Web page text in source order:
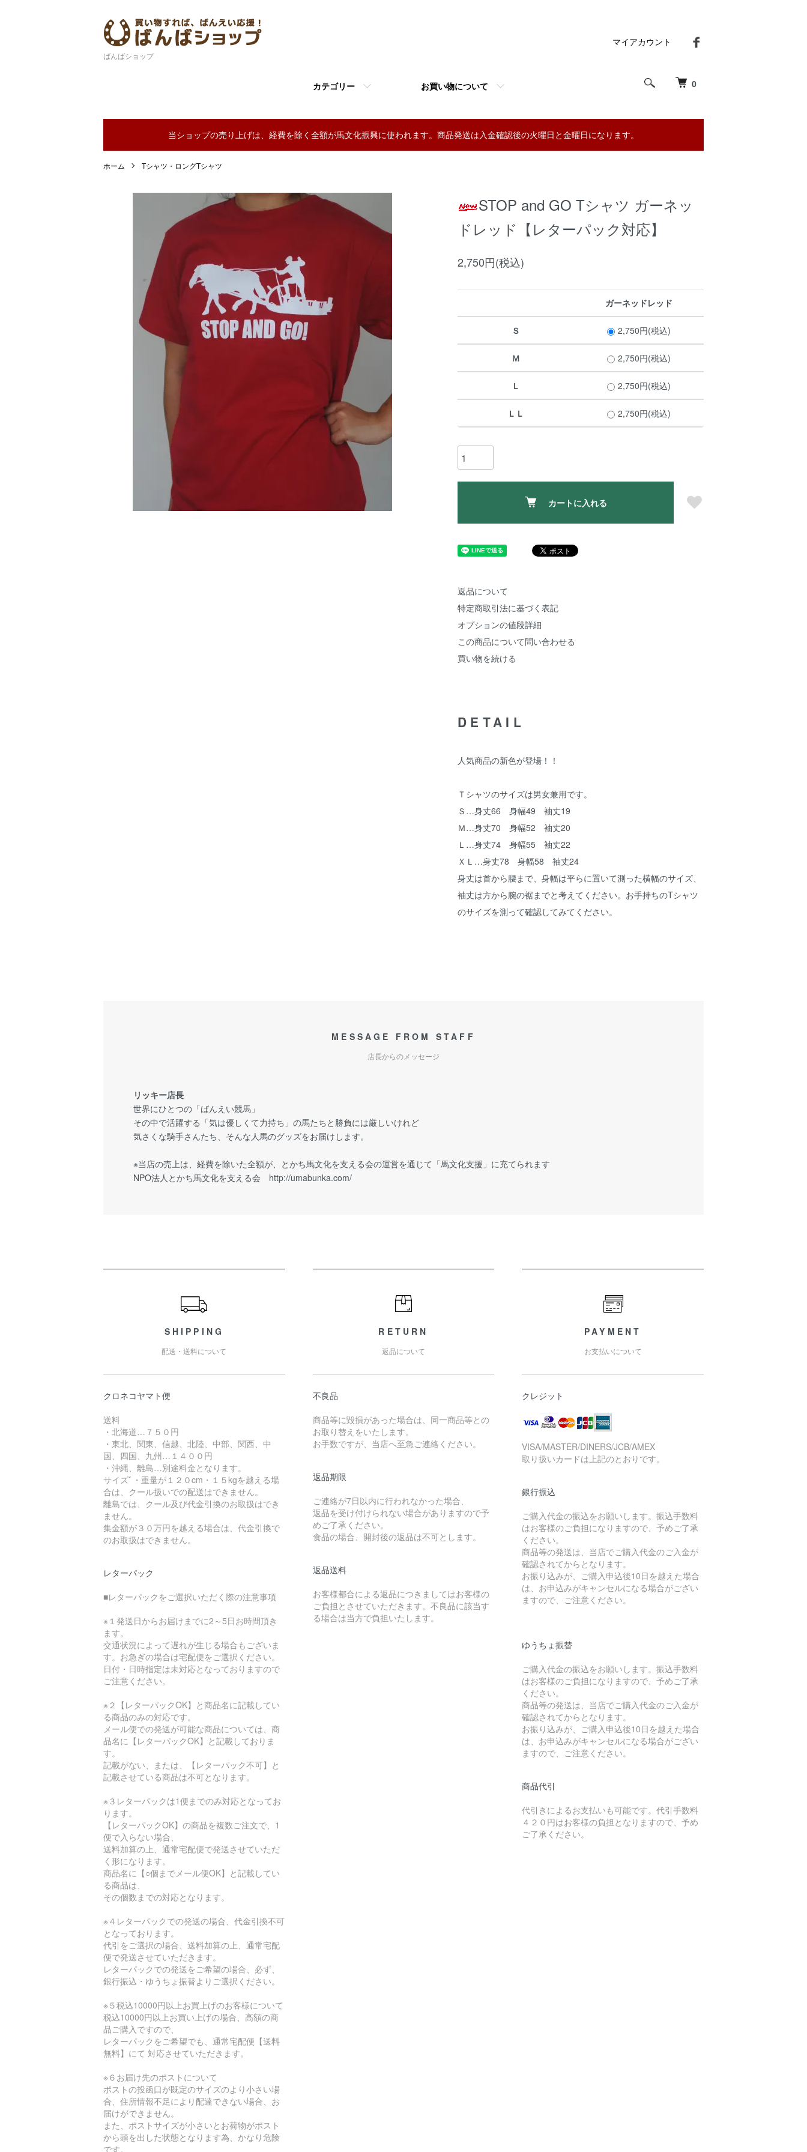
ばんばショップ
0
カテゴリー お買い物について
マイアカウント
当ショップの売り上げは、経費を除く全額が馬文化振興に使われます。商品発送は入金確認後の火曜日と金曜日になります。
ホーム Tシャツ・ロングTシャツ
STOP and GO Tシャツ ガーネッ
ドレッド【レターパック対応】
2,750円(税込)
ガーネッドレッド
Ｓ 2,750円(税込)
Ｍ 2,750円(税込)
Ｌ 2,750円(税込)
ＬＬ 2,750円(税込)
カートに入れる
返品について
特定商取引法に基づく表記
オプションの値段詳細
この商品について問い合わせる
買い物を続ける
DETAIL
人気商品の新色が登場！！
Ｔシャツのサイズは男女兼用です。
Ｓ…身丈66 身幅49 袖丈19
Ｍ…身丈70 身幅52 袖丈20
Ｌ…身丈74 身幅55 袖丈22
ＸＬ…身丈78 身幅58 袖丈24
身丈は首から腰まで、身幅は平らに置いて測った横幅のサイズ、
袖丈は方から腕の裾までと考えてください。お手持ちのTシャツ
のサイズを測って確認してみてください。
MESSAGE FROM STAFF
店長からのメッセージ
リッキー店長
世界にひとつの「ばんえい競馬」
その中で活躍する「気は優しくて力持ち」の馬たちと勝負には厳しいけれど
気さくな騎手さんたち、そんな人馬のグッズをお届けします。
※当店の売上は、経費を除いた全額が、とかち馬文化を支える会の運営を通じて「馬文化支援」に充てられます
NPO法人とかち馬文化を支える会 http://umabunka.com/
SHIPPING
配送・送料について
クロネコヤマト便
送料
・北海道…７５０円
・東北、関東、信越、北陸、中部、関西、中
国、四国、九州…１４００円
・沖縄、離島…別途料金となります。
サイズﾞ・重量が１２０cm・１５kgを越える場
合は、クール扱いでの配送はできません。
離島では、クール及び代金引換のお取扱はでき
ません。
集金額が３０万円を越える場合は、代金引換で
のお取扱はできません。
レターパック
■レターパックをご選択いただく際の注意事項
※１発送日からお届けまでに2～5日お時間頂き
ます。
交通状況によって遅れが生じる場合もございま
す。お急ぎの場合は宅配便をご選択ください。
日付・日時指定は未対応となっておりますので
ご注意ください。
※２【レターパックOK】と商品名に記載してい
る商品のみの対応です。
メール便での発送が可能な商品については、商
品名に【レターパックOK】と記載しておりま
す。
記載がない、または、【レターパック不可】と
記載させている商品は不可となります。
※３レターパックは1便までのみ対応となってお
ります。
【レターパックOK】の商品を複数ご注文で、1
便で入らない場合、
送料加算の上、通常宅配便で発送させていただ
く形になります。
商品名に【○個までメール便OK】と記載してい
る商品は、
その個数までの対応となります。
※４レターパックでの発送の場合、代金引換不可
となっております。
代引をご選択の場合、送料加算の上、通常宅配
便で発送させていただきます。
レターパックでの発送をご希望の場合、必ず、
銀行振込・ゆうちょ振替よりご選択ください。
※５税込10000円以上お買上げのお客様について
税込10000円以上お買い上げの場合、高額の商
品ご購入ですので、
レターパックをご希望でも、通常宅配便【送料
無料】にて 対応させていただきます。
※６お届け先のポストについて
ポストの投函口が既定のサイズのより小さい場
合、住所情報不足により配達できない場合、お
届けができません。
また、ポストサイズが小さいとお荷物がポスト
から頭を出した状態となります為、かなり危険
です。
RETURN
返品について
不良品
商品等に毀損があった場合は、同一商品等との
お取り替えをいたします。
お手数ですが、当店へ至急ご連絡ください。
返品期限
ご連絡が7日以内に行われなかった場合、
返品を受け付けられない場合がありますので予
めご了承ください。
食品の場合、開封後の返品は不可とします。
返品送料
お客様都合による返品につきましてはお客様の
ご負担とさせていただきます。不良品に該当す
る場合は当方で負担いたします。
PAYMENT
お支払いについて
クレジット
VISA/MASTER/DINERS/JCB/AMEX
取り扱いカードは上記のとおりです。
銀行振込
ご購入代金の振込をお願いします。振込手数料
はお客様のご負担になりますので、予めご了承
ください。
商品等の発送は、当店でご購入代金のご入金が
確認されてからとなります。
お振り込みが、ご購入申込後10日を越えた場合
は、お申込みがキャンセルになる場合がござい
ますので、ご注意ください。
ゆうちょ振替
ご購入代金の振込をお願いします。振込手数料
はお客様のご負担になりますので、予めご了承
ください。
商品等の発送は、当店でご購入代金のご入金が
確認されてからとなります。
お振り込みが、ご購入申込後10日を越えた場合
は、お申込みがキャンセルになる場合がござい
ますので、ご注意ください。
商品代引
代引きによるお支払いも可能です。代引手数料
４２０円はお客様の負担となりますので、予め
ご了承ください。